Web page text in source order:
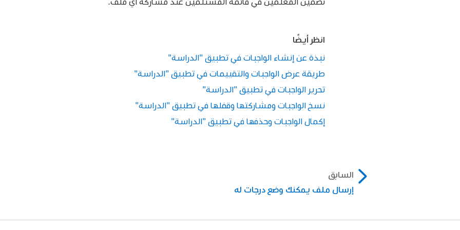
انظر أيضًا
نبذة عن إنشاء الواجبات في تطبيق "الدراسة"
طريقة عرض الواجبات والتقييمات في تطبيق "الدراسة"
تحرير الواجبات في تطبيق "الدراسة"
نسخ الواجبات ومشاركتها وقفلها في تطبيق "الدراسة"
إكمال الواجبات وحذفها في تطبيق "الدراسة"
السابق
إرسال ملف يمكنك وضع درجات له